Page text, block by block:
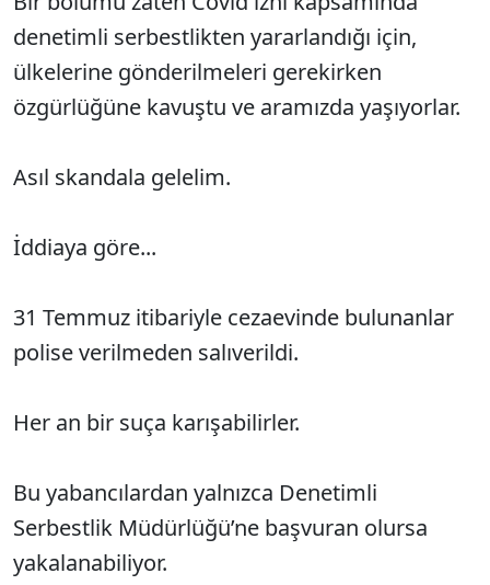
denetimli serbestlikten yararlandığı için,
ülkelerine gönderilmeleri gerekirken
özgürlüğüne kavuştu ve aramızda yaşıyorlar.
Asıl skandala gelelim.
İddiaya göre...
31 Temmuz itibariyle cezaevinde bulunanlar
polise verilmeden salıverildi.
Her an bir suça karışabilirler.
Bu yabancılardan yalnızca Denetimli
Serbestlik Müdürlüğü’ne başvuran olursa
yakalanabiliyor.